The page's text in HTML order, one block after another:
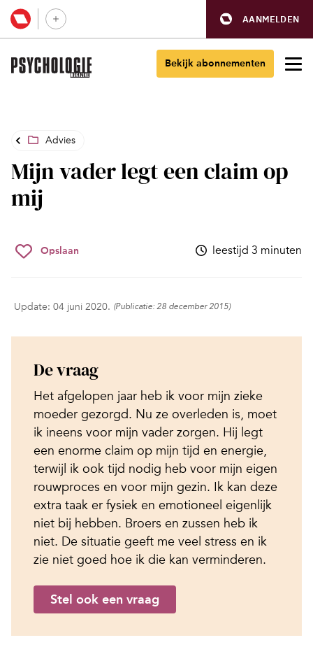
AANMELDEN
Bekijk abonnementen
Advies
Mijn vader legt een claim op
mij
Opslaan leestijd 3 minuten
Update: 04 juni 2020. (Publicatie: 28 december 2015)
De vraag
Het afgelopen jaar heb ik voor mijn zieke
moeder gezorgd. Nu ze overleden is, moet
ik ineens voor mijn vader zorgen. Hij legt
een enorme claim op mijn tijd en energie,
terwijl ik ook tijd nodig heb voor mijn eigen
rouwproces en voor mijn gezin. Ik kan deze
extra taak er fysiek en emotioneel eigenlijk
niet bij hebben. Broers en zussen heb ik
niet. De situatie geeft me veel stress en ik
zie niet goed hoe ik die kan verminderen.
Stel ook een vraag